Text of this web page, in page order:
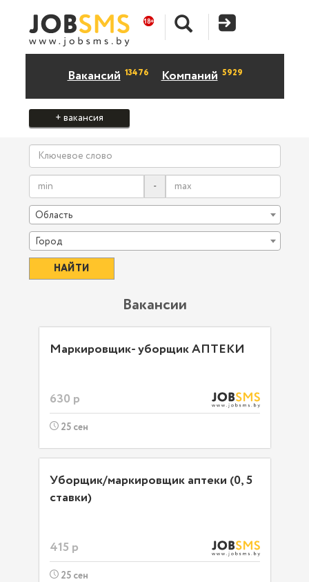
Вакансий 13476 Компаний 5929
+ вакансия
-
Область
Город
Вакансии
Маркировщик- уборщик АПТЕКИ
630 р
25 сен
Уборщик/маркировщик аптеки (0, 5
ставки)
415 р
25 сен